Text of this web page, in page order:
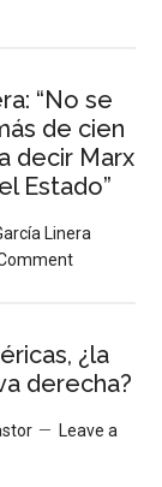
“No se
de cien
decir Marx
Estado”
Linera
¿la
derecha?
Leave a